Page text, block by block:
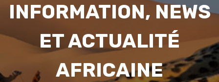
INFORMATION, NEWS
ET ACTUALITÉ
AFRICAINE